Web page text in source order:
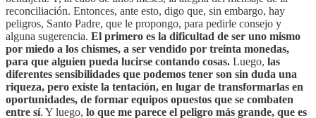
reconciliación. Entonces, ante esto, digo que, sin embargo, hay
peligros, Santo Padre, que le propongo, para pedirle consejo y
alguna sugerencia. El primero es la dificultad de ser uno mismo
por miedo a los chismes, a ser vendido por treinta monedas,
para que alguien pueda lucirse contando cosas. Luego, las
diferentes sensibilidades que podemos tener son sin duda una
riqueza, pero existe la tentación, en lugar de transformarlas en
oportunidades, de formar equipos opuestos que se combaten
entre sí. Y luego, lo que me parece el peligro más grande, que es